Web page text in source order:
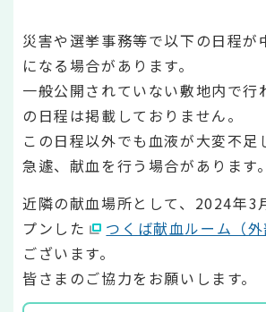
災害や選挙事務等で以下の日程が
になる場合があります。
一般公開されていない敷地内で行
の日程は掲載しておりません。
この日程以外でも血液が大変不足
急遽、献血を行う場合があります。
近隣の献血場所として、2024年3
プンした
つくば献血ルーム（外
ございます。
皆さまのご協力をお願いします。